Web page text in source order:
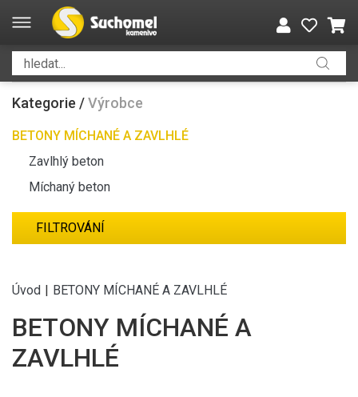
Kategorie /Výrobce
BETONY MÍCHANÉ A ZAVLHLÉ
Zavlhlý beton
Míchaný beton
FILTROVÁNÍ
Úvod | BETONY MÍCHANÉ A ZAVLHLÉ
BETONY MÍCHANÉ A
ZAVLHLÉ